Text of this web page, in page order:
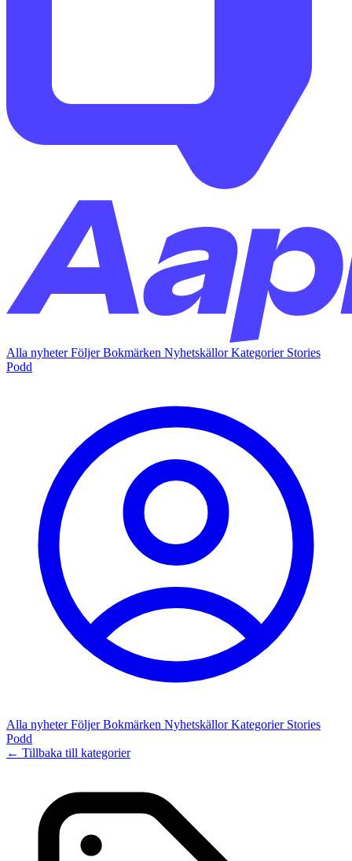
Alla nyheterFöljerBokmärken NyhetskällorKategorier Stories
Podd
Alla nyheterFöljerBokmärken NyhetskällorKategorier Stories
Podd
← Tillbaka till kategorier